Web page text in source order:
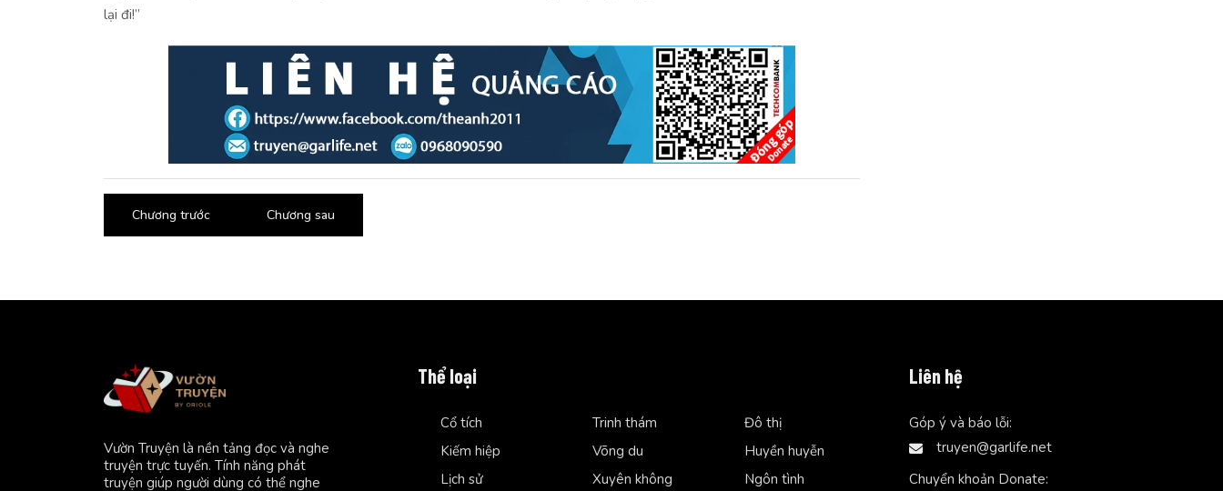
lại đi!”
Chương trước Chương sau
Vườn Truyện là nền tảng đọc và nghe
truyện trực tuyến. Tính năng phát
truyện giúp người dùng có thể nghe
Thể loại
Cổ tích
Kiếm hiệp
Lịch sử
Trinh thám
Võng du
Xuyên không
Đô thị
Huyền huyễn
Ngôn tình
Liên hệ
Góp ý và báo lỗi:
truyen@garlife.net
Chuyển khoản Donate: